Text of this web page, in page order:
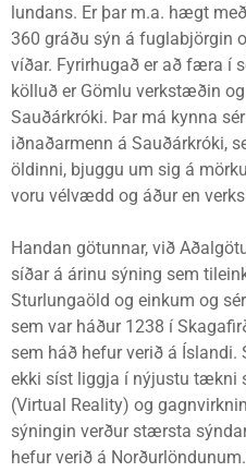
lundans. Er þar m.a. hægt
360 gráðu sýn á fugla­björg­in
víðar. Fyrirhugað er að færa í
kölluð er Gömlu verkstæðin
Sauðárkróki. Þar má kynna
iðnaðarmenn á Sauðárkróki,
öldinni, bjuggu um sig á
voru vélvædd og áður en
Handan götunnar, við
síðar á árinu sýning sem
Sturlungaöld og einkum og
sem var háður 1238 í
sem háð hefur verið á
ekki síst liggja í nýjustu tækni
(Virtual Reality) og
sýningin verður stærsta
hefur verið á